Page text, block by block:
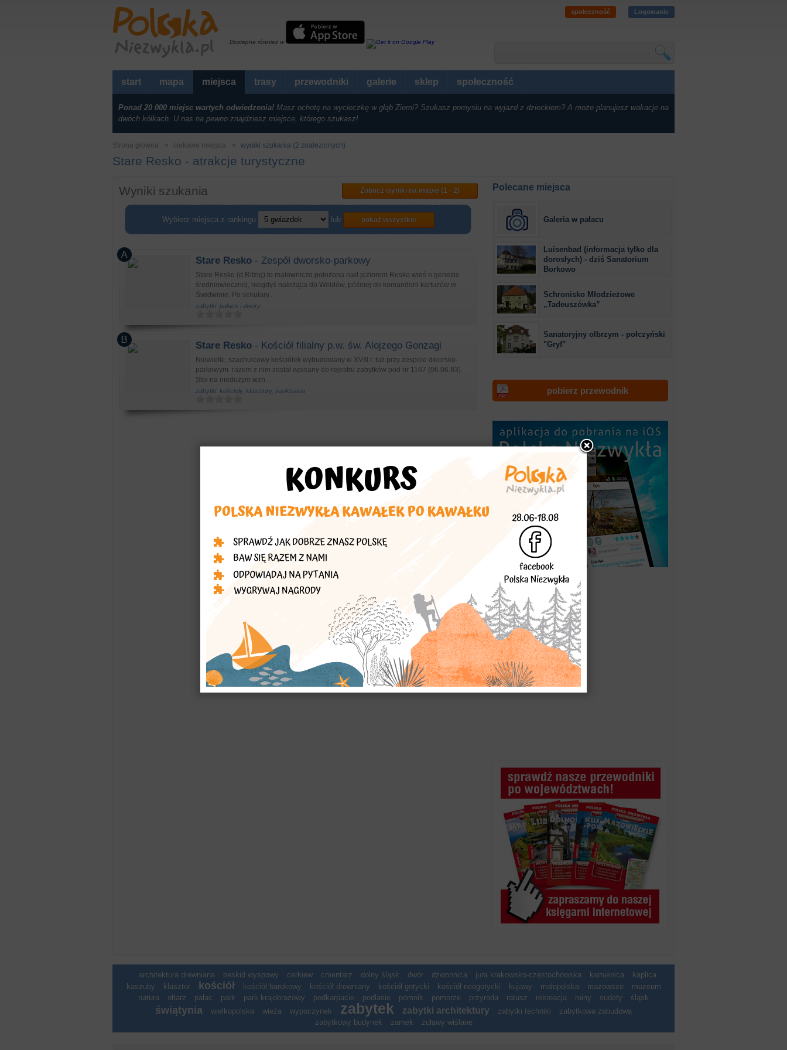
Dostepna również w
społeczność Logowanie
start mapa miejsca trasy przewodniki galerie sklep społeczność
Ponad 20 000 miejsc wartych odwiedzenia! Masz ochotę na wycieczkę w głąb Ziemi? Szukasz pomysłu na wyjazd z dzieckiem? A może planujesz wakacje na
dwóch kółkach. U nas na pewno znajdziesz miejsce, którego szukasz!
Strona główna ciekawe miejsca wyniki szukania (2 znalezionych)
Stare Resko - atrakcje turystyczne
Wyniki szukania Zobacz wyniki na mapie (1 - 2)
Wybierz miejsca z rankingu lub pokaż wszystkie
Stare Resko - Zespół dworsko-parkowy
Stare Resko (d.Ritzig) to malowniczo położona nad jeziorem Resko wieś o genezie
średniowiecznej, niegdyś należąca do Weldów, później do komandorii kartuzów w
Świdwinie. Po sekulary...
zabytki: pałace i dwory
Stare Resko - Kościół filialny p.w. św. Alojzego Gonzagi
Niewielki, szachulcowy kościółek wybudowany w XVIII r. tuż przy zespole dworsko-
parkowym razem z nim został wpisany do rejestru zabytków pod nr 1167 (06.06.83).
Stoi na niedużym wzn...
zabytki: kościoły, klasztory, sanktuaria
Polecane miejsca
Galeria w pałacu
Luisenbad (informacja tylko dla
dorosłych) - dziś Sanatorium
Borkowo
Schronisko Młodzieżowe
„Tadeuszówka”
Sanatoryjny olbrzym - połczyński
"Gryf"
architektura drewniana beskid wyspowy cerkiew cmentarz dolny śląsk dwór dzwonnica jura krakowsko-częstochowska kamienica
kaplica
kaszuby
klasztor kościół kościół barokowy kościół drewniany kościół gotycki kościół neogotycki kujawy małopolska mazowsze
muzeum
natura
ołtarz pałac park park krajobrazowy podkarpacie podlasie pomnik pomorze przyroda ratusz rekreacja ruiny sudety śląsk
świątynia wielkopolska wieża wypoczynek zabytek zabytki architektury zabytki techniki
zabytkowa zabudowa
zabytkowy budynek
zamek żuławy wiślane